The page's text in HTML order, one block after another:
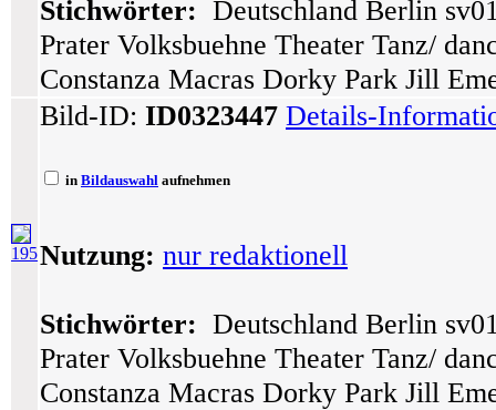
Stichwörter: Deutschland Berlin
Prater Volksbuehne Theater Tanz/
Constanza Macras Dorky Park Jill
195
Bild-ID: ID0323447 Details-
in Bildauswahl aufnehmen
Nutzung: nur redaktionell
Stichwörter: Deutschland Berlin
Prater Volksbuehne Theater Tanz/
Constanza Macras Dorky Park Jill